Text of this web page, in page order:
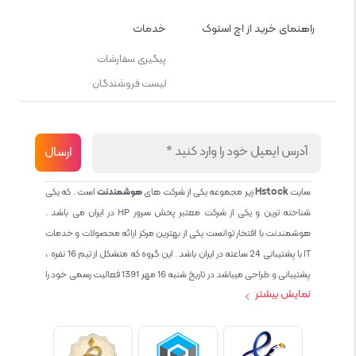
راهنمای خرید از اچ استوک خدمات
پیگیری سفارشات
لیست فروشندگان
سایتHstockزیر مجموعه یکی از شرکت هایهوشمندنتاست . که یکی
شناخته ترین و یکی از شرکت معتبر پخش سرور HP در ایران می باشد .
هوشمندنت با افتخار توانست یکی از بهترین مرکز ارائه محصولات و خدمات
IT با پشتیبانی 24 ساعته در ایران باشد . این گروه که متشکل از تیم 16 نفره ،
پشتیبانی و طراحی میباشد در تاریخ شنبه 16 مهر 1391 فعالیت رسمی خود را
بوده و هست و تمام تلاش ما خدماتی کامل و بدون عیب به تمام مشتریان
نمایش بیشتر